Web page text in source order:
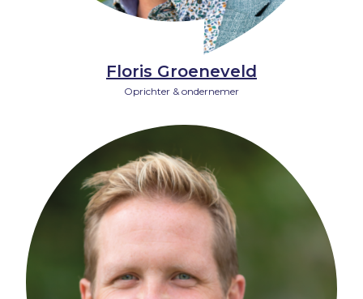
Floris Groeneveld
Oprichter & ondernemer